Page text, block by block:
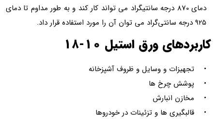
دمای 870 درجه سانتیگراد می تواند کار کند و به طور مداوم تا دمای
۹۲۵ درجه سانتی‌گراد می توان آن را مورد استفاده قرار داد.
کاربردهای ورق استیل ۱۰-۱۸
• تجهیزات و وسایل و ظروف آشپزخانه
• پوشش چرخ ها
• مخازن انبارش
• قالبگیری ها و تزئینات در خودروها